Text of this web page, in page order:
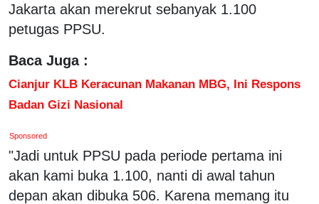
Jakarta akan merekrut sebanyak 1.100
petugas PPSU.
Baca Juga :
Cianjur KLB Keracunan Makanan MBG, Ini Respons
Badan Gizi Nasional
Sponsored
"Jadi untuk PPSU pada periode pertama ini
akan kami buka 1.100, nanti di awal tahun
depan akan dibuka 506. Karena memang itu